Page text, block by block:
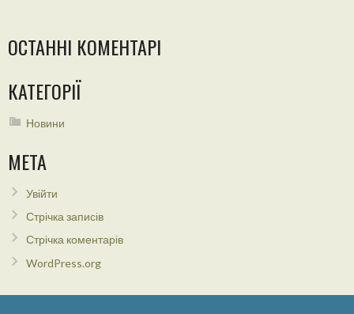
ОСТАННІ КОМЕНТАРІ
КАТЕГОРІЇ
Новини
МЕТА
Увійти
Стрічка записів
Стрічка коментарів
WordPress.org